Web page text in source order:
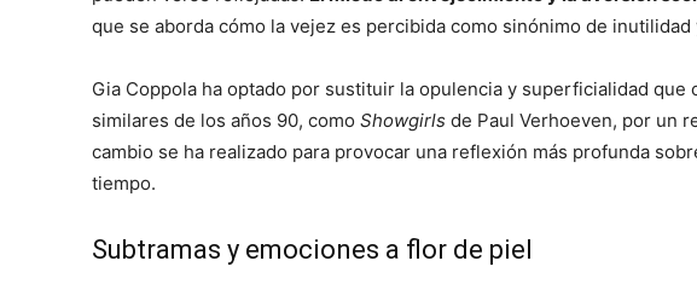
que se aborda cómo la vejez es percibida como sinónimo de inutilidad
Gia Coppola ha optado por sustituir la opulencia y superficialidad que
similares de los años 90, como Showgirls de Paul Verhoeven, por un
cambio se ha realizado para provocar una reflexión más profunda
tiempo.
Subtramas y emociones a flor de piel